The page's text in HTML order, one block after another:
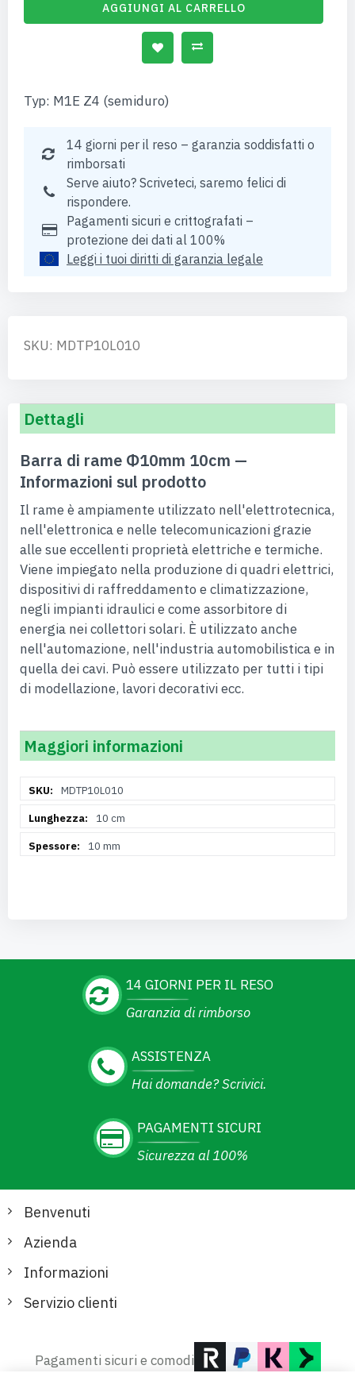
AGGIUNGI AL CARRELLO
Typ: M1E Z4 (semiduro)
14 giorni per il reso – garanzia soddisfatti o
rimborsati
Serve aiuto? Scriveteci, saremo felici di
rispondere.
Pagamenti sicuri e crittografati –
protezione dei dati al 100%
Leggi i tuoi diritti di garanzia legale
SKU: MDTP10L010
Dettagli
Barra di rame Φ10mm 10cm —
Informazioni sul prodotto
Il rame è ampiamente utilizzato nell'elettrotecnica,
nell'elettronica e nelle telecomunicazioni grazie
alle sue eccellenti proprietà elettriche e termiche.
Viene impiegato nella produzione di quadri elettrici,
dispositivi di raffreddamento e climatizzazione,
negli impianti idraulici e come assorbitore di
energia nei collettori solari. È utilizzato anche
nell'automazione, nell'industria automobilistica e in
quella dei cavi. Può essere utilizzato per tutti i tipi
di modellazione, lavori decorativi ecc.
Maggiori informazioni
InformazioniMDTP10L010
10 cm
10 mm
14 GIORNI PER IL RESO
Garanzia di rimborso
ASSISTENZA
Hai domande? Scrivici.
PAGAMENTI SICURI
Sicurezza al 100%
Benvenuti
Azienda
Informazioni
Servizio clienti
Pagamenti sicuri e comodi